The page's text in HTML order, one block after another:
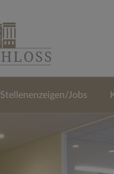
Stellenenzeigen/Jobs